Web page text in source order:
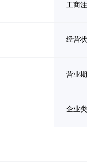
工商
经营
营业
企业